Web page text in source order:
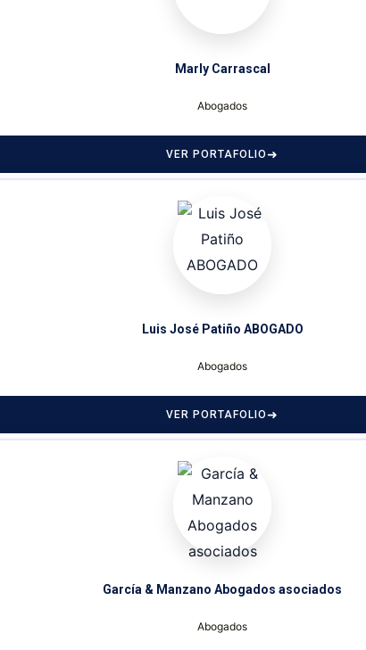
Marly Carrascal
Abogados
VER PORTAFOLIO
Luis José Patiño ABOGADO
Abogados
VER PORTAFOLIO
García & Manzano Abogados asociados
Abogados